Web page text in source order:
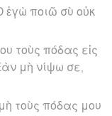
ἐγὼ ποιῶ σὺ οὐκ
τοὺς πόδας εἰς
μὴ νίψω σε,
τοὺς πόδας μου